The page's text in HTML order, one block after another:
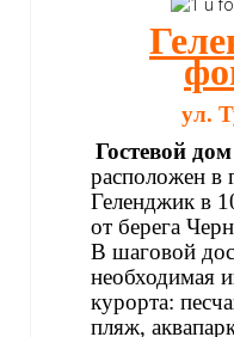
ул.
Гостевой
расположен в
Геленджик в
от берега
В шаговой
необходимая
курорта:
пляж,